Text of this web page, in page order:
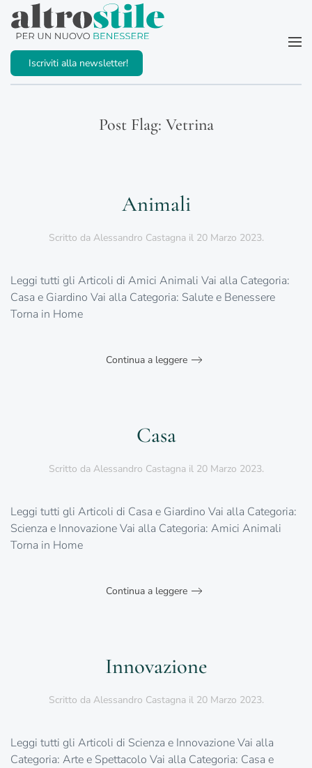
Passa al contenuto principale
Iscriviti alla newsletter!
Post Flag: Vetrina
Animali
Scritto da Alessandro Castagnail 20 Marzo 2023.
Leggi tutti gli Articoli di Amici Animali Vai alla Categoria:
Casa e Giardino Vai alla Categoria: Salute e Benessere
Torna in Home
Continua a leggere
Casa
Scritto da Alessandro Castagnail 20 Marzo 2023.
Leggi tutti gli Articoli di Casa e Giardino Vai alla Categoria:
Scienza e Innovazione Vai alla Categoria: Amici Animali
Torna in Home
Continua a leggere
Innovazione
Scritto da Alessandro Castagnail 20 Marzo 2023.
Leggi tutti gli Articoli di Scienza e Innovazione Vai alla
Categoria: Arte e Spettacolo Vai alla Categoria: Casa e